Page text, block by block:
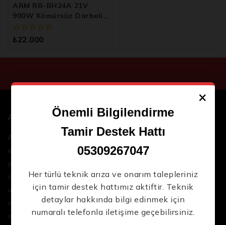
ARM RB-BH24A 21V
900W Kömürsüz Darbeli
Kırıcı Delici
0
₺22.000
ARM
ARM Endüstriyel, işletmenizin ihtiyaç duyduğu
endüstriyel servis ekipmanlarıalanında güvenilir ve
yenilikçi çözümler sunar. Geniş ürün yelpazemizle,
sektördeki en son teknolojileri ve yüksek kaliteli
ürünleri bir araya getirerek iş süreçlerinizi daha
verimli ve sorunsuz hale getirmenize yardımcı
oluyoruz.
×
Önemli Bilgilendirme
Tamir Destek Hattı
05309267047
Her türlü teknik arıza ve onarım talepleriniz
için tamir destek hattımız aktiftir. Teknik
detaylar hakkında bilgi edinmek için
numaralı telefonla iletişime geçebilirsiniz.